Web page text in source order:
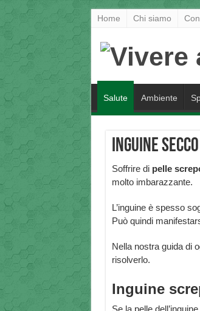
Home Chi siamo
Salute Ambiente
Inguine
Soffrire di pelle
molto imbarazzante.
L’inguine è spesso
Può quindi
Nella nostra guida di
risolverlo.
Inguine